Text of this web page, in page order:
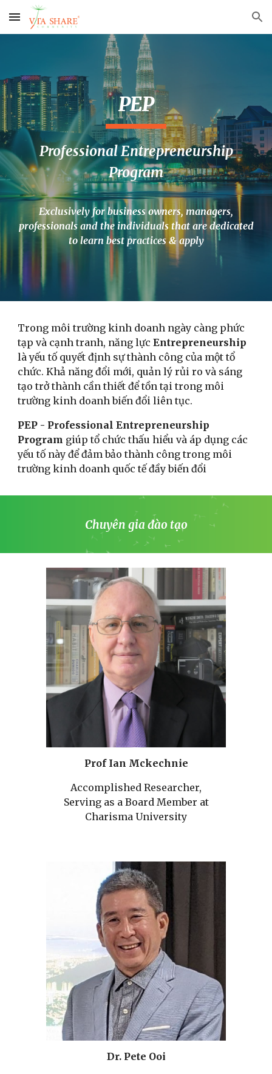
Skip to main content Skip to navigation
PEP
Professional Entrepreneurship
Program
Exclusively for business owners, managers,
professionals and the individuals that are dedicated
to learn best practices & apply
Trong môi trường kinh doanh ngày càng phức
tạp và cạnh tranh, năng lựcEntrepreneurship
là yếu tố quyết định sự thành công của một tổ
chức. Khả năng đổi mới, quản lý rủi ro và sáng
tạo trở thành cần thiết để tồn tại trong môi
trường kinh doanh biến đổi liên tục.
PEP - Professional Entrepreneurship
Program giúp tổ chức thấu hiểu và áp dụng các
yếu tố này để đảm bảo thành công trong môi
trường kinh doanh quốc tế đầy biến đổi
Chuyên gia đào tạo
Prof Ian Mckechnie
Accomplished Researcher,
Serving as a Board Member at
Charisma University
Dr. Pete Ooi